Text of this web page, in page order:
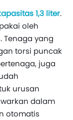
1,3 liter.
oleh
Tenaga yang
torsi puncak
juga
urusan
dalam
otomatis